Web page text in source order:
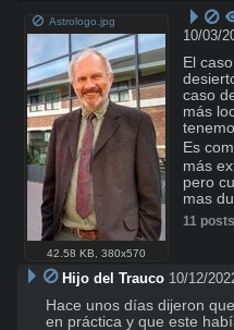
Astrologo.jpg
42.58 KB ,380x570
10/03/
El
caso
más
Es
más
pero
mas
11
Hijo del Trauco 10/12/
Hace unos días dijeron
en práctica y que este